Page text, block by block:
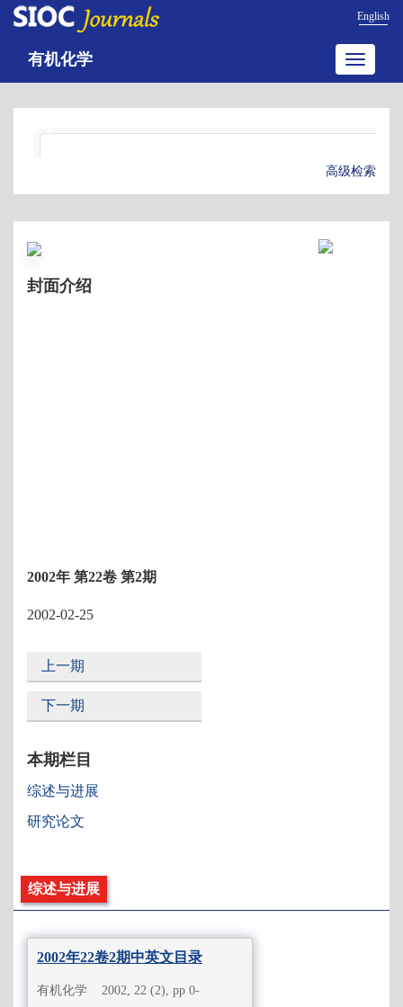
English
Toggle
有机化学
高级检索
封面介绍
2002年 第22卷 第2期
2002-02-25
上一期
下一期
本期栏目
综述与进展
研究论文
综述与进展
2002年22卷2期中英文目录
有机化学 2002, 22 (2), pp 0-